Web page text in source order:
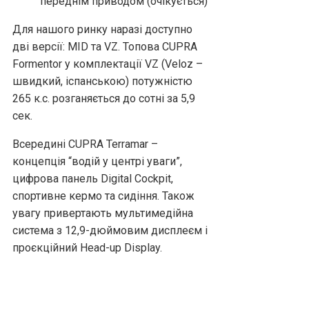
Для нашого ринку наразі доступно
дві версії: MID та VZ. Топова CUPRA
Formentor у комплектації VZ (Veloz –
швидкий, іспанською) потужністю
265 к.с. розганяється до сотні за 5,9
сек.
Всередині CUPRA Terramar –
концепція “водій у центрі уваги”,
цифрова панель Digital Cockpit,
спортивне кермо та сидіння. Також
увагу привертають мультимедійна
система з 12,9-дюймовим дисплеєм і
проєкційний Head-up Display.